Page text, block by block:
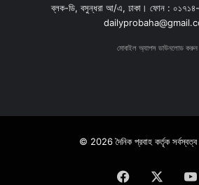
ব্লক-ডি, বসুন্ধরা আ/এ, ঢাকা। ফোন :
মোবাইল অ্যাপস ডাউনলোড করুন
© 2026 দৈনিক প্রবাহ কর্তৃক সর্বস্বত্ব
Facebook